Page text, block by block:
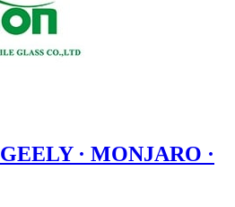
GEELY · MONJARO ·